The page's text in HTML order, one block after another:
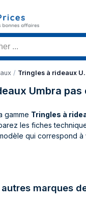
Umbra pas
gamme Tringles à
les fiches
qui correspond à
marques